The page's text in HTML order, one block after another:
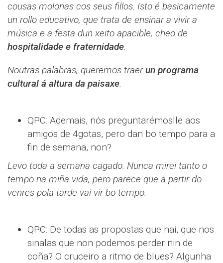
cousas molonas cos seus fillos. Isto é basicamente
un rollo educativo, que trata de ensinar a vivir a
música e a festa dun xeito apacible, cheo de
hospitalidade e fraternidade.
Noutras palabras, queremos traerun programa
cultural á altura da paisaxe.
QPC: Ademais, nós preguntarémoslle aos
amigos de 4gotas, pero dan bo tempo para a
fin de semana, non?
Levo toda a semana cagado. Nunca mirei tanto o
tempo na miña vida, pero parece que a partir do
venres pola tarde vai vir bo tempo.
QPC: De todas as propostas que hai, que nos
sinalas que non podemos perder nin de
coña? O cruceiro a ritmo de blues? Algunha